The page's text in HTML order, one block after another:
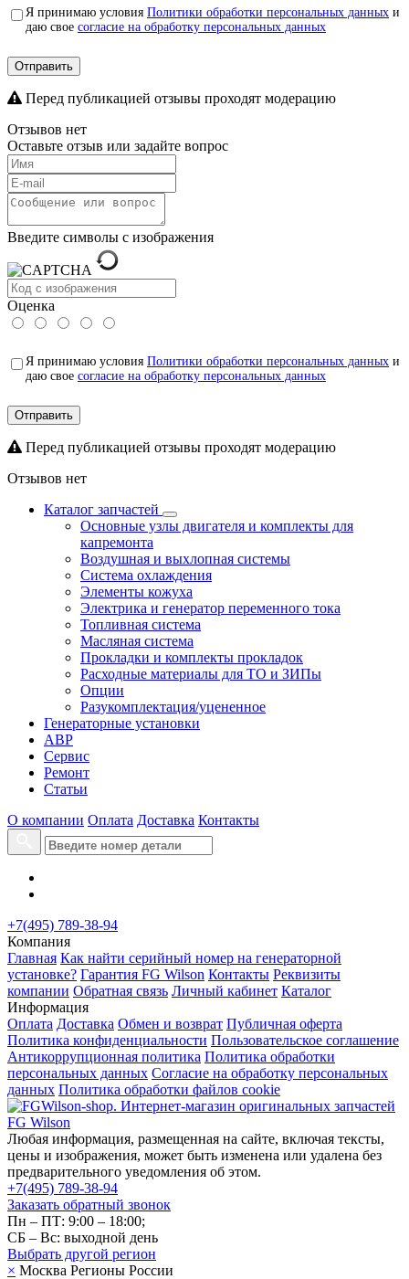
Я принимаю условия Политики обработки персональных данных и
даю свое согласие на обработку персональных данных
Отправить
Перед публикацией отзывы проходят модерацию
Отзывов нет
Оставьте отзыв или задайте вопрос
Введите символы с изображения
Оценка
Я принимаю условия Политики обработки персональных данных и
даю свое согласие на обработку персональных данных
Отправить
Перед публикацией отзывы проходят модерацию
Отзывов нет
Каталог запчастей
Основные узлы двигателя и комплекты для
капремонта
Воздушная и выхлопная системы
Система охлаждения
Элементы кожуха
Электрика и генератор переменного тока
Топливная система
Масляная система
Прокладки и комплекты прокладок
Расходные материалы для ТО и ЗИПы
Опции
Разукомплектация/уцененное
Генераторные установки
АВР
Сервис
Ремонт
Статьи
О компании Оплата Доставка Контакты
+7(495) 789-38-94
Компания
Главная Как найти серийный номер на генераторной
установке? Гарантия FG Wilson Контакты Реквизиты
компании Обратная связь Личный кабинет Каталог
Информация
Оплата Доставка Обмен и возврат Публичная оферта
Политика конфиденциальности Пользовательское соглашение
Антикоррупционная политика Политика обработки
персональных данных Согласие на обработку персональных
данных Политика обработки файлов cookie
Любая информация, размещенная на сайте, включая тексты,
цены и изображения, может быть изменена или удалена без
предварительного уведомления об этом.
+7(495) 789-38-94
Заказать обратный звонок
Пн – ПТ: 9:00 – 18:00;
СБ – Вс: выходной день
Выбрать другой регион
× Москва Регионы России